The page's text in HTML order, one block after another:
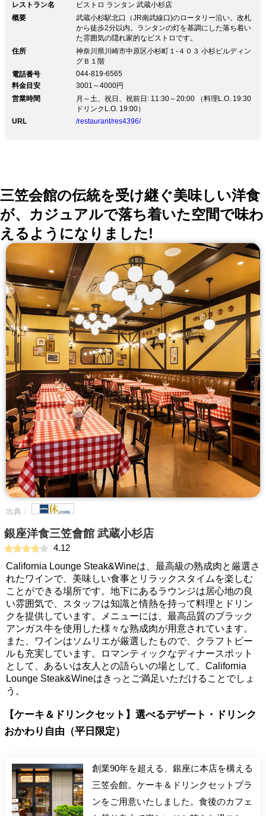
ース・グレープフルーツジュース・コー
ラ・ジンジャーエール・ウーロン茶・レ
モンソーダ・リンゴソーダ・ピーチソー
ダ ※この内容は仕入れ状況等により変
更になる場合がございます。予めご了承
ください。
レストラン名
ビストロ ランタン 武蔵小杉店
概要
武蔵小杉駅北口（JR南武線口)のロータリー沿い。改札
から徒歩2分以内。ランタンの灯を基調にした落ち着い
た雰囲気の隠れ家的なビストロです。
住所
神奈川県川崎市中原区小杉町１-４０３ 小杉ビルディン
グＢ１階
電話番号
044-819-6565
料金目安
3001～4000円
営業時間
月～土、祝日、祝前日: 11:30～20:00 （料理L.O. 19:30
ドリンクL.O. 19:00）
URL
/restaurant/res4396/
三笠会館の伝統を受け継ぐ美味しい洋食
が、カジュアルで落ち着いた空間で味わ
えるようになりました!
出典：
銀座洋食三笠會館 武蔵小杉店
4.12
California Lounge Steak&Wineは、最高級の熟成肉と厳選さ
れたワインで、美味しい食事とリラックスタイムを楽しむ
ことができる場所です。地下にあるラウンジは居心地の良
い雰囲気で、スタッフは知識と情熱を持って料理とドリン
クを提供しています。メニューには、最高品質のブラック
アンガス牛を使用した様々な熟成肉が用意されています。
また、ワインはソムリエが厳選したもので、クラフトビー
ルも充実しています。ロマンティックなディナースポット
として、あるいは友人との語らいの場として、California
Lounge Steak&Wineはきっとご満足いただけることでしょ
う。
【ケーキ＆ドリンクセット】選べるデザート・ドリンク
おかわり自由（平日限定）
創業90年を超える、銀座に本店を構える
三笠会館。ケーキ＆ドリンクセットプラ
ンをご用意いたしました。食後のカフェ